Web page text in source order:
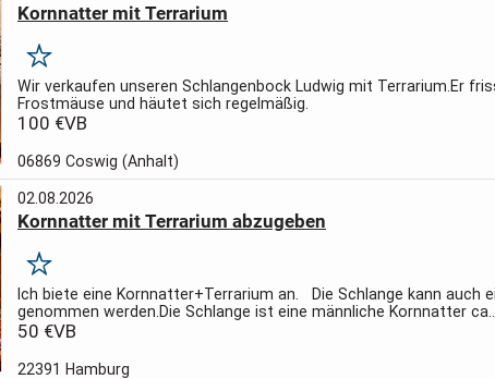
Kornnatter mit Terrarium
Merken
Wir verkaufen unseren Schlangenbock Ludwig mit Terrarium. Er
Frostmäuse und häutet sich regelmäßig.
100 €VB
06869 Coswig (Anhalt)
02.08.2026
Kornnatter mit Terrarium abzugeben
Merken
Ich biete eine Kornnatter+Terrarium an.
Die Schlange kann auch
genommen werden. Die Schlange ist eine männliche Kornnatter ca.
100cm Rote Wildarbe.
50 €VB
22391 Hamburg